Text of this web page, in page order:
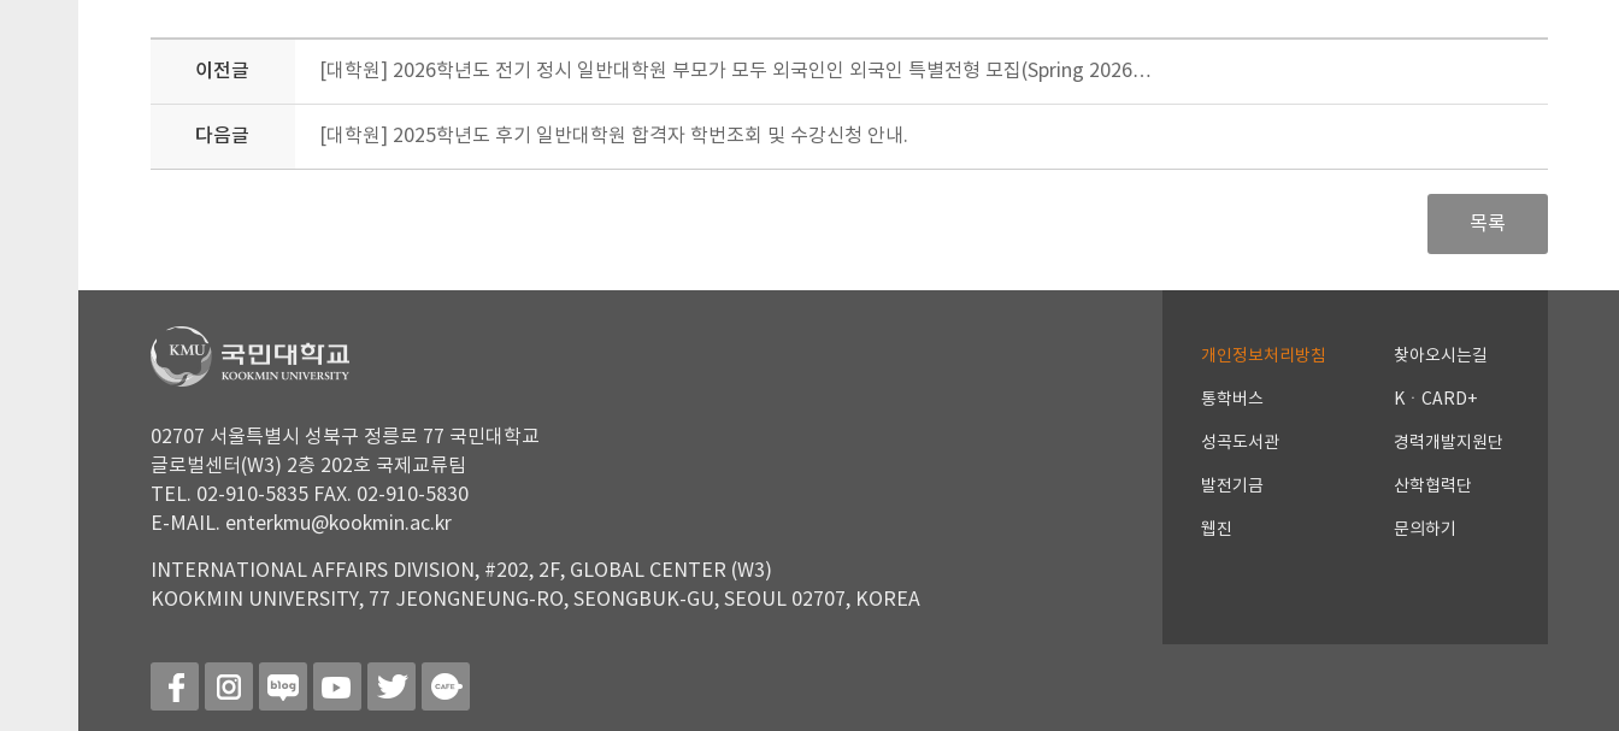
이전글 [대학원] 2026학년도 전기 정시 일반대학원 부모가 모두 외국인인 외국인 특별전형 모집(Spring 2026…
다음글 [대학원] 2025학년도 후기 일반대학원 합격자 학번조회 및 수강신청 안내.
목록
02707 서울특별시 성북구 정릉로 77 국민대학교
글로벌센터(W3) 2층 202호 국제교류팀
TEL. 02-910-5835 FAX. 02-910-5830
E-MAIL. enterkmu@kookmin.ac.kr
INTERNATIONAL AFFAIRS DIVISION, #202, 2F, GLOBAL CENTER (W3)
KOOKMIN UNIVERSITY, 77 JEONGNEUNG-RO, SEONGBUK-GU, SEOUL 02707, KOREA
개인정보처리방침 찾아오시는길
통학버스 KㆍCARD+
성곡도서관 경력개발지원단
발전기금 산학협력단
웹진 문의하기